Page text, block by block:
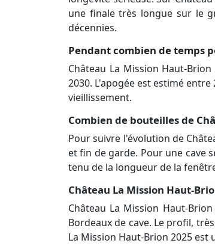
une finale très longue sur le
décennies.
Pendant combien de temps
Château La Mission Haut-
2030. L'apogée est estimé
vieillissement.
Combien de bouteilles de
Pour suivre l'évolution de
et fin de garde. Pour une cave
tenu de la longueur de la
Château La Mission Haut-
Château La Mission Haut-
Bordeaux de cave. Le profil,
La Mission Haut-Brion 2025